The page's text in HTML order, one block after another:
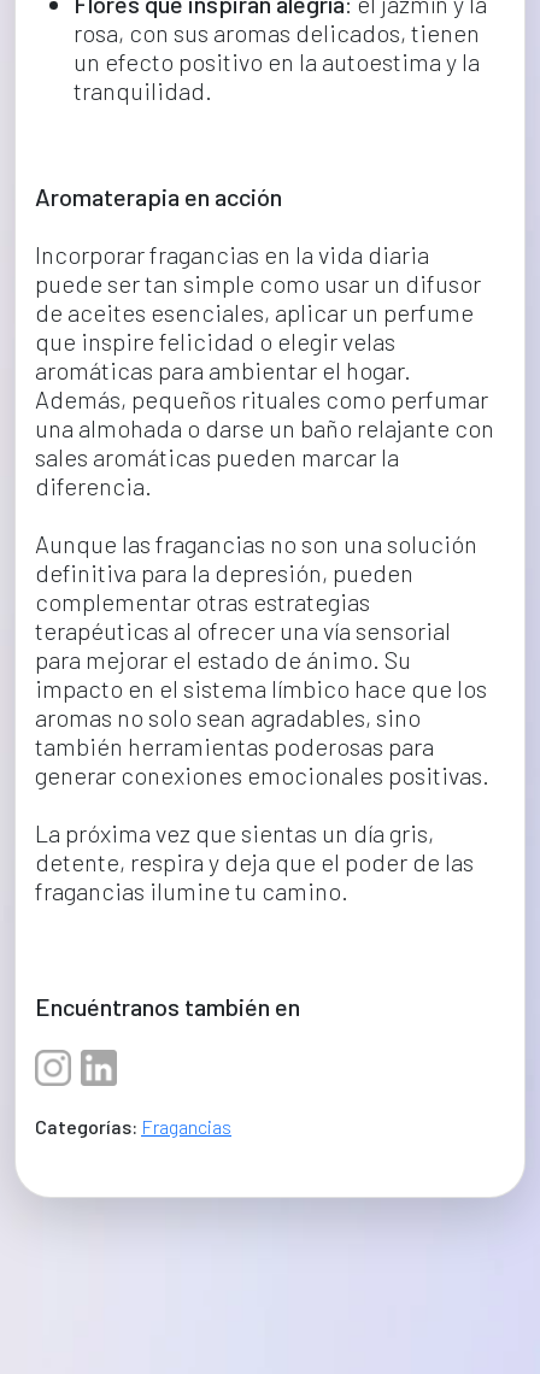
rosa, con sus aromas delicados, tienen
un efecto positivo en la autoestima y la
tranquilidad.
Aromaterapia en acción
Incorporar fragancias en la vida diaria
puede ser tan simple como usar un difusor
de aceites esenciales, aplicar un perfume
que inspire felicidad o elegir velas
aromáticas para ambientar el hogar.
Además, pequeños rituales como perfumar
una almohada o darse un baño relajante con
sales aromáticas pueden marcar la
diferencia.
Aunque las fragancias no son una solución
definitiva para la depresión, pueden
complementar otras estrategias
terapéuticas al ofrecer una vía sensorial
para mejorar el estado de ánimo. Su
impacto en el sistema límbico hace que los
aromas no solo sean agradables, sino
también herramientas poderosas para
generar conexiones emocionales positivas.
La próxima vez que sientas un día gris,
detente, respira y deja que el poder de las
fragancias ilumine tu camino.
Encuéntranos también en
Categorías: Fragancias